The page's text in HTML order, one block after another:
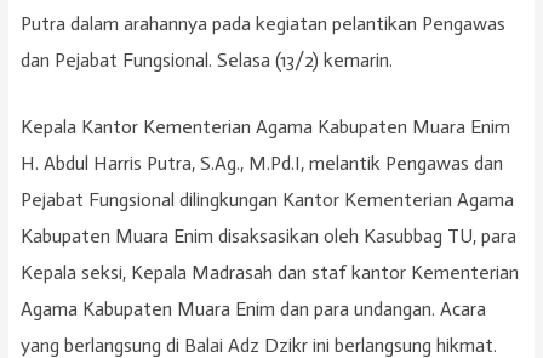
Putra dalam arahannya pada kegiatan pelantikan Pengawas
dan Pejabat Fungsional. Selasa (13/2) kemarin.
Kepala Kantor Kementerian Agama Kabupaten Muara Enim
H. Abdul Harris Putra, S.Ag., M.Pd.I, melantik Pengawas dan
Pejabat Fungsional dilingkungan Kantor Kementerian Agama
Kabupaten Muara Enim disaksasikan oleh Kasubbag TU, para
Kepala seksi, Kepala Madrasah dan staf kantor Kementerian
Agama Kabupaten Muara Enim dan para undangan. Acara
yang berlangsung di Balai Adz Dzikr ini berlangsung hikmat.